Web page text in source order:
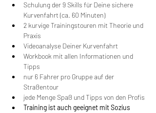
Schulung der 9 Skills für Deine sichere
Kurvenfahrt (ca. 60 Minuten)
2 kurvige Trainingstouren mit Theorie und
Praxis
Videoanalyse Deiner Kurvenfahrt
Workbook mit allen Informationen und
Tipps
nur 6 Fahrer pro Gruppe auf der
Straßentour
jede Menge Spaß und Tipps von den Profis
Training ist auch geeignet mit Sozius